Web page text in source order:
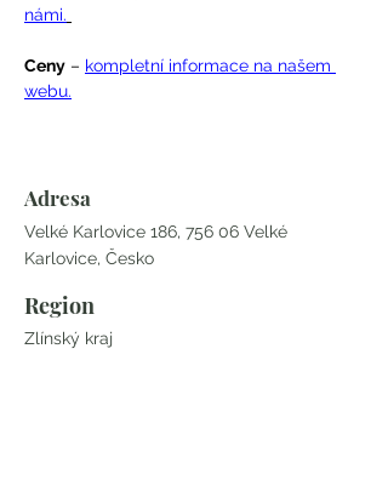
námi.
Ceny – kompletní informace na našem
webu.
Adresa
Velké Karlovice 186, 756 06 Velké
Karlovice, Česko
Region
Zlínský kraj